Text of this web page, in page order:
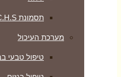
תסמונת C.C.H.S
מערכת העיכול
טיפול טבעי